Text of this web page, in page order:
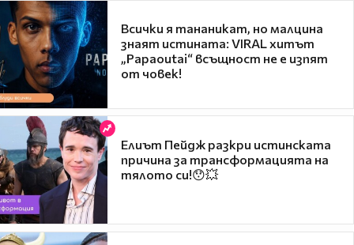
Всички я тананикат, но малцина
знаят истината: VIRAL хитът
„Papaoutai“ всъщност не е изпят
от човек!
Елиът Пейдж разкри истинската
причина за трансформацията на
тялото си!😯💥